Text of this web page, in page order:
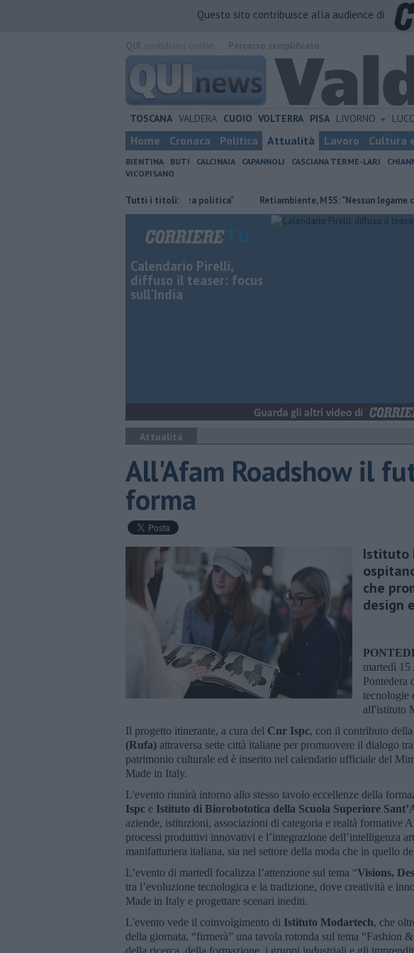
Questo sito contribuisce alla audience di
TOSCANA VALDERA CUOIO VOLTERRA PISA LIVORNO
Home Cronaca Politica Attualità Lavoro Cultura
BIENTINA BUTI CALCINAIA CAPANNOLI CASCIANA TERME-LARI
VICOPISANO
Tutti i titoli:
Ossicombustore, "Serve chiarezza politica" Retiambiente, M5S: "Nessun legame con
Calendario Pirelli,
diffuso il teaser: focus
sull'India
Attualità
All'Afam Roadshow il
forma
Istituto
che
design
martedì
Pontedera
tecnologie
alI'istituto
Il progetto itinerante, a cura del Cnr Ispc, con il contributo della
(Rufa) attraversa sette città italiane per promuovere il dialogo
patrimonio culturale ed è inserito nel calendario ufficiale del
Made in Italy.
L'evento riunirà intorno allo stesso tavolo eccellenze della
Ispc e Istituto di Biorobototica della Scuola Superiore
aziende, istituzioni, associazioni di categoria e realtà formative
processi produttivi innovativi e l’integrazione dell’intelligenza
manifatturiera italiana, sia nel settore della moda che in quello
L’evento di martedì focalizza l’attenzione sul tema “Visions,
tra l’evoluzione tecnologica e la tradizione, dove creatività e
Made in Italy e progettare scenari inediti.
L'evento vede il coinvolgimento di Istituto Modartech, che
della giornata, “firmerà” una tavola rotonda sul tema “Fashion
della ricerca, della formazione, i gruppi industriali e gli